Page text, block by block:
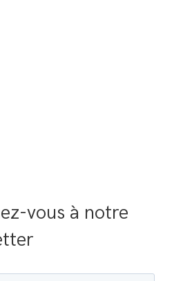
vous à notre